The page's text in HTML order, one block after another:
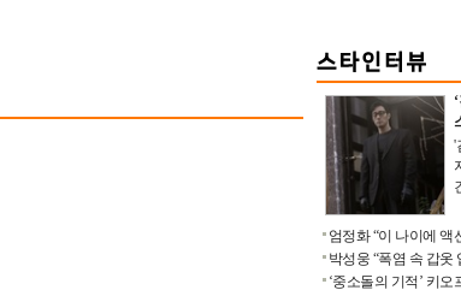
'
엄정화 “이 나이에
박성웅 “폭염 속 갑옷
‘중소돌의 기적’ 키오